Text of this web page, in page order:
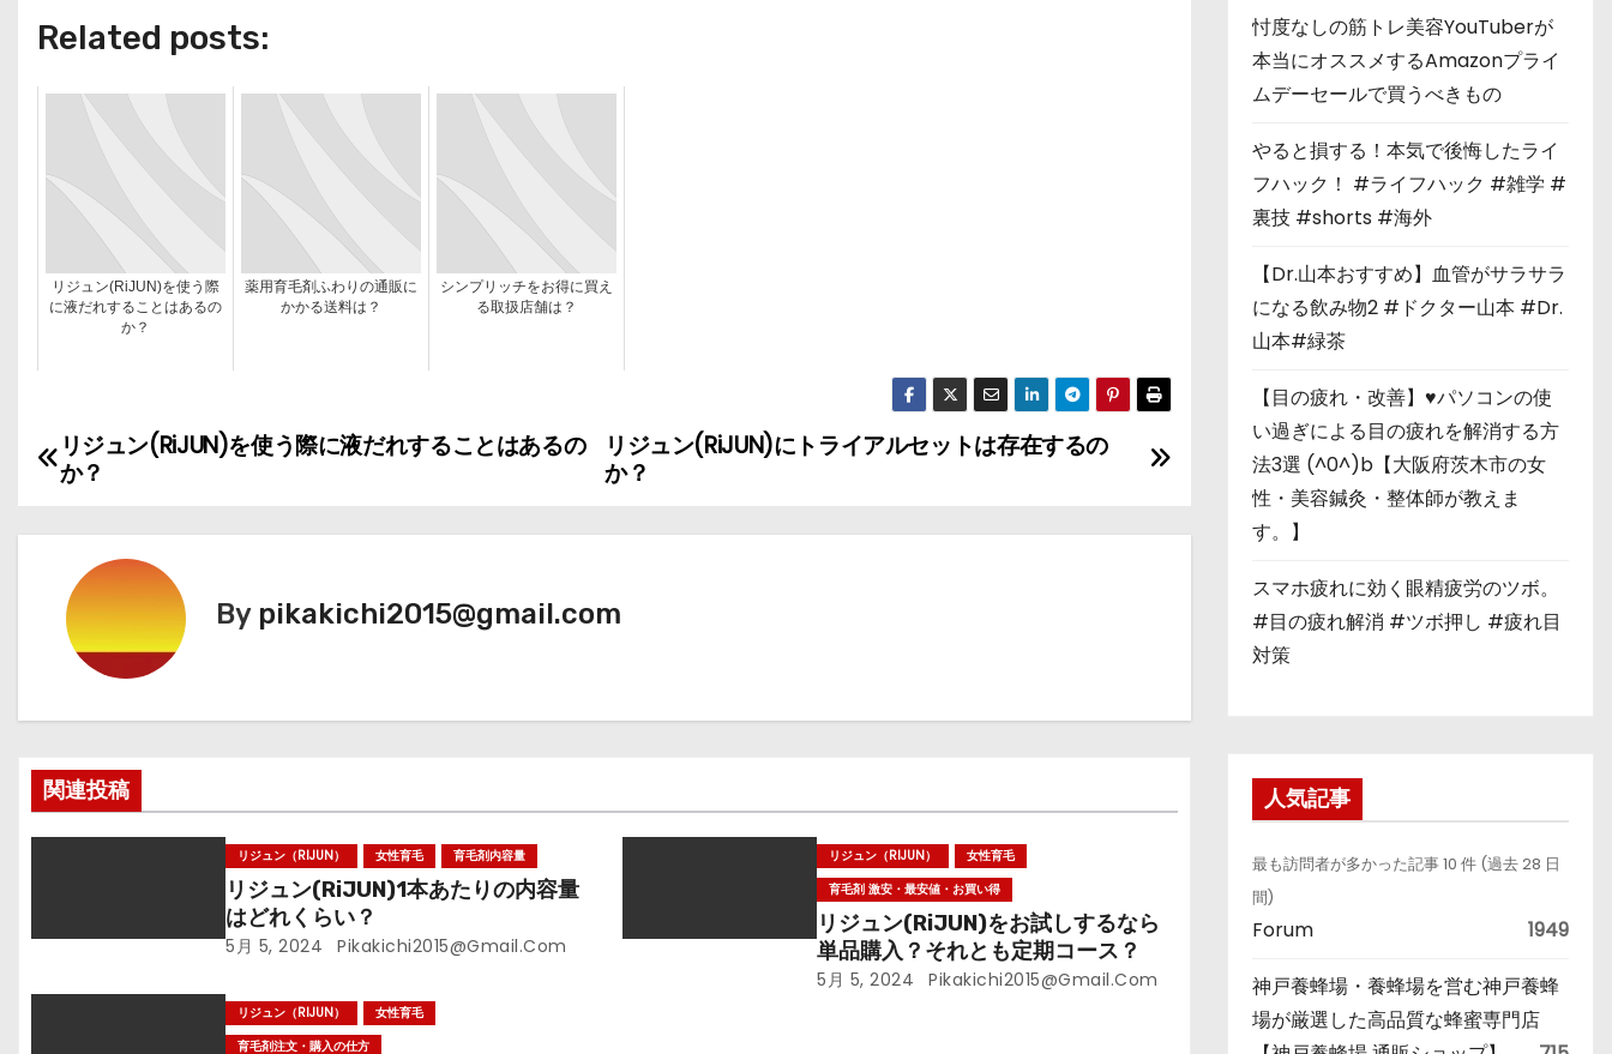
Related posts:
リジュン(RiJUN)を使う際
に液だれすることはあるの
か？
薬用育毛剤ふわりの通販に
かかる送料は？
シンプリッチをお得に買え
る取扱店舗は？
投
ビ
ゲ
シ
ョ
リジュン(RiJUN)にトライアルセットは存在するの
か？
リジュン(RiJUN)を使う際に液だれすることはあるの
か？
By pikakichi2015@gmail.com
関連投稿
リジュン（RIJUN） 女性育毛 育毛剤内容量
リジュン(RiJUN)1本あたりの内容量
はどれくらい？
5月 5, 2024 Pikakichi2015@gmail.com
リジュン（RIJUN）
女性育毛
育毛剤 激安・最安値・お買い得
リジュン(RiJUN)をお試しするなら
単品購入？それとも定期コース？
5月 5, 2024 Pikakichi2015@gmail.com
リジュン（RIJUN）
女性育毛
育毛剤注文・購入の仕方
忖度なしの筋トレ美容YouTuberが
本当にオススメするAmazonプライ
ムデーセールで買うべきもの
やると損する！本気で後悔したライ
フハック！ #ライフハック #雑学 #
裏技 #shorts #海外
【Dr.山本おすすめ】血管がサラサラ
になる飲み物2 #ドクター山本 #Dr.
山本#緑茶
【目の疲れ・改善】♥パソコンの使
い過ぎによる目の疲れを解消する方
法3選 (^0^)b【大阪府茨木市の女
性・美容鍼灸・整体師が教えま
す。】
スマホ疲れに効く眼精疲労のツボ。
#目の疲れ解消 #ツボ押し #疲れ目
対策
人気記事
最も訪問者が多かった記事 10 件 (過去 28 日
間)
Forum 1949
神戸養蜂場・養蜂場を営む神戸養蜂
場が厳選した高品質な蜂蜜専門店